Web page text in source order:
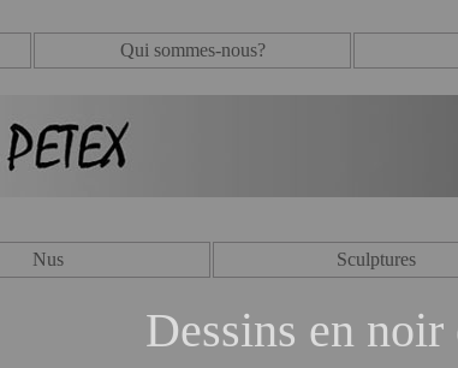
Qui sommes-nous?
Nus Sculptures
Dessins en noir